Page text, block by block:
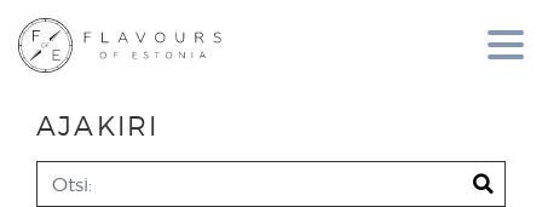
AJAKIRI
Search